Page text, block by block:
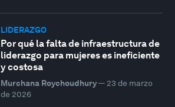
LIDERAZGO
Por qué la falta de infraestructura de
liderazgo para mujeres es ineficiente
y costosa
Murchana Roychoudhury— 23 de marzo
de 2026